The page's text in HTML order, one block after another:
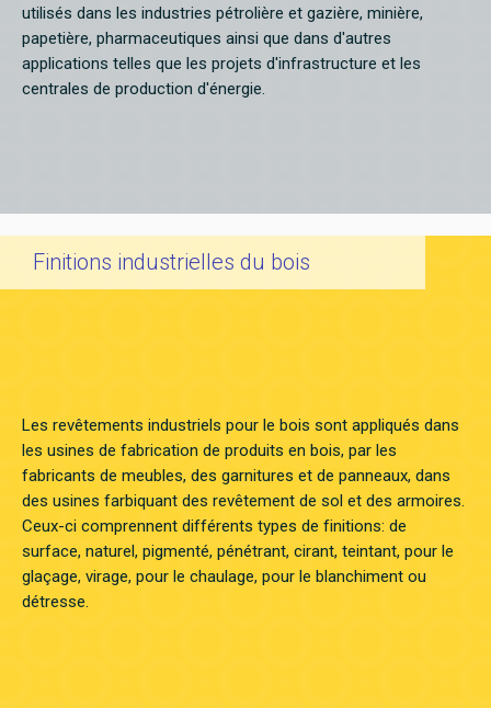
utilisés dans les industries pétrolière et gazière, minière,
papetière, pharmaceutiques ainsi que dans d'autres
applications telles que les projets d'infrastructure et les
centrales de production d'énergie.
Finitions industrielles du bois
Les revêtements industriels pour le bois sont appliqués dans
les usines de fabrication de produits en bois, par les
fabricants de meubles, des garnitures et de panneaux, dans
des usines farbiquant des revêtement de sol et des armoires.
Ceux-ci comprennent différents types de finitions: de
surface, naturel, pigmenté, pénétrant, cirant, teintant, pour le
glaçage, virage, pour le chaulage, pour le blanchiment ou
détresse.